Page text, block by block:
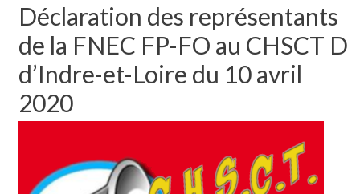
Déclaration des représentants
de la FNEC FP-FO au CHSCT D
d’Indre-et-Loire du 10 avril
2020